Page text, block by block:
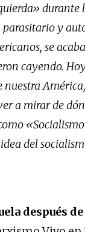
durante
parasitario y
se
cayendo.
nuestra
a mirar de
del
después